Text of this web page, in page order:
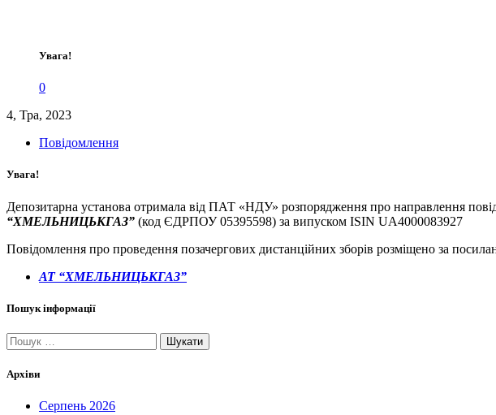
Увага!
0
4, Тра, 2023
Повідомлення
Увага!
Депозитарна установа отримала від ПАТ «НДУ» розпорядження про направлення
“ХМЕЛЬНИЦЬКГАЗ” (код ЄДРПОУ 05395598) за випуском ISIN UA4000083927
Повідомлення про проведення позачергових дистанційних зборів розміщено за
АТ “ХМЕЛЬНИЦЬКГАЗ”
Пошук інформації
Пошук:
Архіви
Серпень 2026